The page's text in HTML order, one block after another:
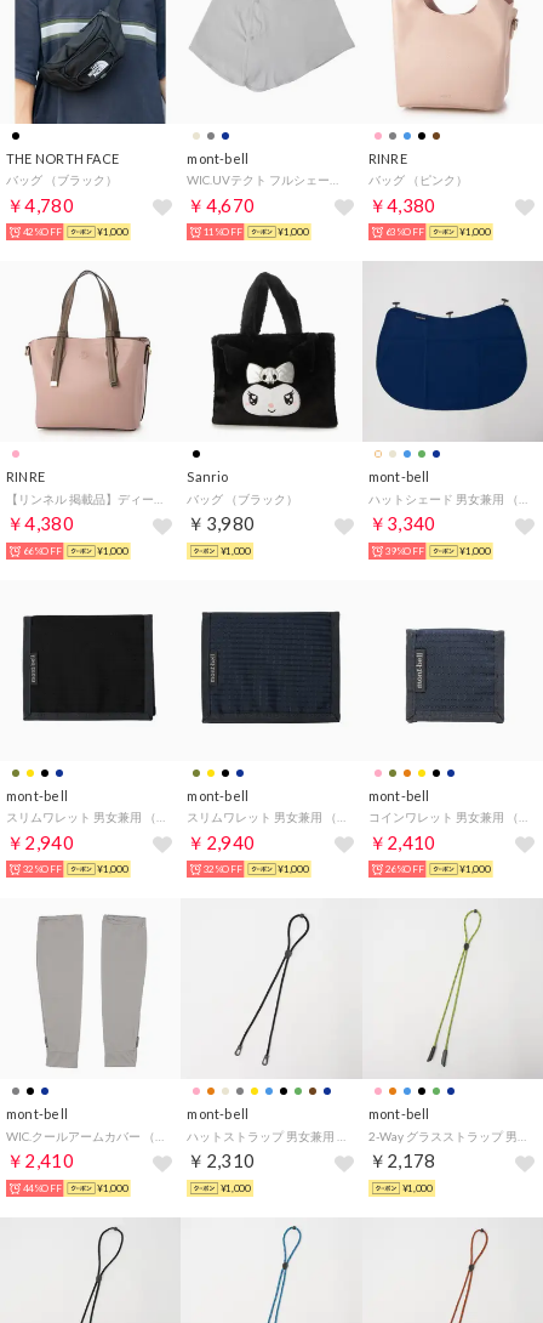
THE NORTH FACE
バッグ （ブラック）
￥4,780
42%OFF ¥1,000
mont-bell
￥4,670
11%OFF ¥1,000
RINRE
バッグ （ピンク）
￥4,380
63%OFF ¥1,000
RINRE
￥4,380
66%OFF ¥1,000
Sanrio
バッグ （ブラック）
￥3,980
¥1,000
mont-bell
￥3,340
39%OFF ¥1,000
mont-bell
￥2,940
32%OFF ¥1,000
mont-bell
￥2,940
32%OFF ¥1,000
mont-bell
￥2,410
26%OFF ¥1,000
mont-bell
￥2,410
44%OFF ¥1,000
mont-bell
￥2,310
¥1,000
mont-bell
￥2,178
¥1,000